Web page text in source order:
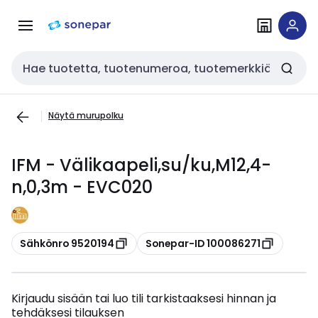
navigointiinsisältöön
Haku
Näytä murupolku
IFM - Välikaapeli,su/ku,M12,4-
n,0,3m - EVC020
Kopioi
Sähkönro 9520194 Kopioi
Sonepar-ID 100086271
Kirjaudu sisään tai luo tili tarkistaaksesi hinnan ja
tehdäksesi tilauksen